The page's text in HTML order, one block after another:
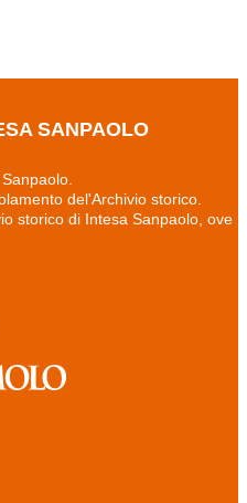
SANPAOLO
del'Archivio storico.
storico di Intesa Sanpaolo, ove